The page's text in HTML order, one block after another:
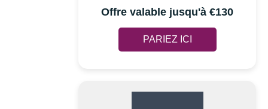
Offre valable jusqu'à €130
PARIEZ ICI